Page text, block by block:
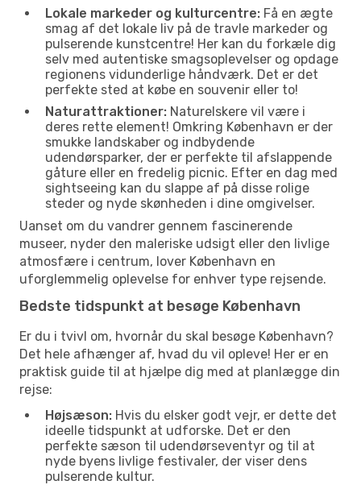
Lokale markeder og kulturcentre: Få en ægte
smag af det lokale liv på de travle markeder og
pulserende kunstcentre! Her kan du forkæle dig
selv med autentiske smagsoplevelser og opdage
regionens vidunderlige håndværk. Det er det
perfekte sted at købe en souvenir eller to!
Naturattraktioner: Naturelskere vil være i
deres rette element! Omkring København er der
smukke landskaber og indbydende
udendørsparker, der er perfekte til afslappende
gåture eller en fredelig picnic. Efter en dag med
sightseeing kan du slappe af på disse rolige
steder og nyde skønheden i dine omgivelser.
Uanset om du vandrer gennem fascinerende
museer, nyder den maleriske udsigt eller den livlige
atmosfære i centrum, lover København en
uforglemmelig oplevelse for enhver type rejsende.
Bedste tidspunkt at besøge København
Er du i tvivl om, hvornår du skal besøge København?
Det hele afhænger af, hvad du vil opleve! Her er en
praktisk guide til at hjælpe dig med at planlægge din
rejse:
Højsæson: Hvis du elsker godt vejr, er dette det
ideelle tidspunkt at udforske. Det er den
perfekte sæson til udendørseventyr og til at
nyde byens livlige festivaler, der viser dens
pulserende kultur.